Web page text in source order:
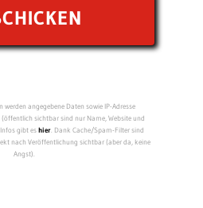
angegebene Daten sowie IP-Adresse
sichtbar sind nur Name, Website und
gibt eshier. Dank Cache/Spam-Filter sind
nach Veröffentlichung sichtbar (aber da, keine
Angst).